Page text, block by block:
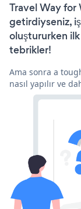
Travel Way for
getirdiyseniz,
oluştururken
tebrikler!
Ama sonra a
nasıl yapılır ve